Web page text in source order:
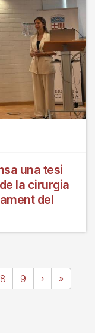
una tesi
la cirurgia
del
Page
8 Page
9
Pàgina
següent
›
Última
pàgina
»